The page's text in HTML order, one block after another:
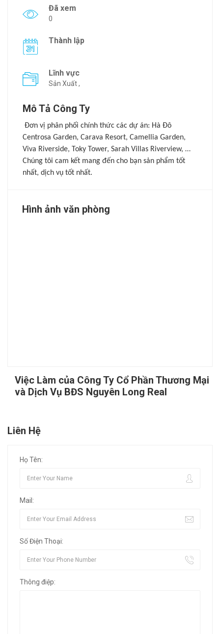
Đã xem
0
Thành lập
Lĩnh vực
Sản Xuất ,
Mô Tả Công Ty
Đơn vị phân phối chính thức các dự án: Hà Đô
Centrosa Garden, Carava Resort, Camellia Garden,
Viva Riverside, Toky Tower, Sarah Villas Riverview, …
Chúng tôi cam kết mang đến cho bạn sản phẩm tốt
nhất, dịch vụ tốt nhất.
Hình ảnh văn phòng
Việc Làm của Công Ty Cổ Phần Thương Mại
và Dịch Vụ BĐS Nguyên Long Real
Liên Hệ
Họ Tên:
Mail:
Số Điện Thoại:
Thông điệp: